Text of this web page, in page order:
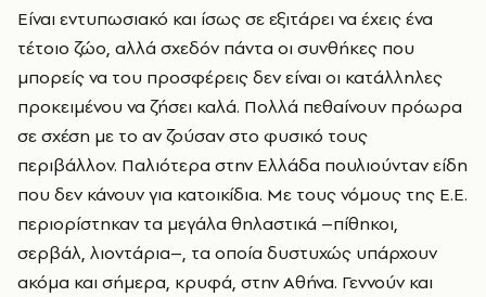
Είναι εντυπωσιακό και ίσως σε εξιτάρει να έχεις ένα
τέτοιο ζώο, αλλά σχεδόν πάντα οι συνθήκες που
μπορείς να του προσφέρεις δεν είναι οι κατάλληλες
προκειμένου να ζήσει καλά. Πολλά πεθαίνουν πρόωρα
σε σχέση με το αν ζούσαν στο φυσικό τους
περιβάλλον. Παλιότερα στην Ελλάδα πουλιούνταν είδη
που δεν κάνουν για κατοικίδια. Με τους νόμους της Ε.Ε.
περιορίστηκαν τα μεγάλα θηλαστικά –πίθηκοι,
σερβάλ, λιοντάρια–, τα οποία δυστυχώς υπάρχουν
ακόμα και σήμερα, κρυφά, στην Αθήνα. Γεννούν και